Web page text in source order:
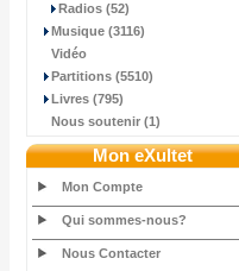
Radios (52)
Musique (3116)
Vidéo
Partitions (5510)
Livres (795)
Nous soutenir (1)
Mon eXultet
Mon Compte
Qui sommes-nous?
Nous Contacter